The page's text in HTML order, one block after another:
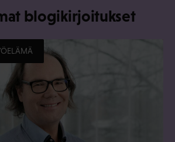
blogikirjoitukset